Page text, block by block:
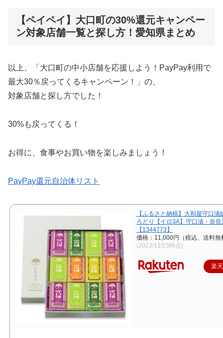
【ペイペイ】大口町の30%還元キャンペー
ン対象店舗一覧と探し方！愛知県まとめ
以上、「大口町の中小店舗を応援しよう！PayPay利用で
最大30％戻ってくるキャンペーン！」の、
対象店舗と探し方でした！
30%も戻ってくる！
お得に、食事やお買い物を楽しみましょう！
PayPay還元自治体リスト
【ふるさと納税】大和屋守口
ろどり【イロ3A】守口漬・奈良
【1344773】
価格：11,000円（税込、送料無
(2023/11/23時点)
楽